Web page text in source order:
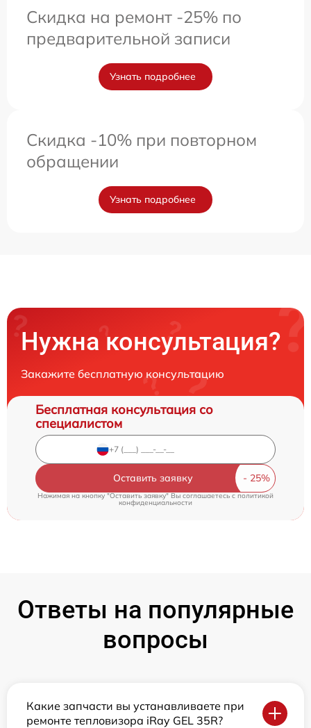
Скидка на ремонт -25% по
предварительной записи
Узнать подробнее
Скидка -10% при повторном
обращении
Узнать подробнее
Нужна консультация?
Закажите бесплатную консультацию
Бесплатная консультация со
специалистом
Оставить заявку
Нажимая на кнопку "Оставить заявку" Вы соглашаетесь cполитикой
конфиденциальности
Ответы на популярные
вопросы
Какие запчасти вы устанавливаете при
ремонте тепловизора iRay GEL 35R?